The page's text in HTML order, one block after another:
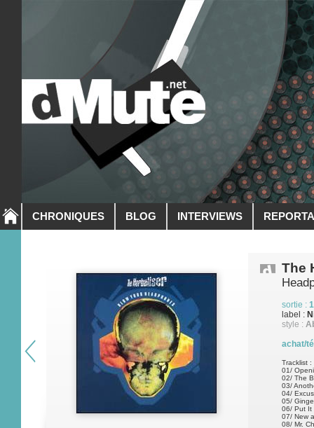
CHRONIQUES BLOG INTERVIEWS
The
sortie :
label :
style :
achat/
Tracklist :
01/
02/ The
03/
04/
05/
06/ Put It
07/ New
08/ Mr.